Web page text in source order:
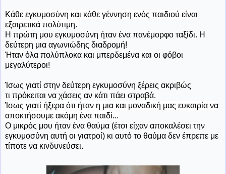
Κάθε εγκυμοσύνη και κάθε γέννηση ενός παιδιού είναι
εξαιρετικά πολύτιμη.
Η πρώτη μου εγκυμοσύνη ήταν ένα πανέμορφο ταξίδι. Η
δεύτερη μια αγωνιώδης διαδρομή!
Ήταν όλα πολύπλοκα και μπερδεμένα και οι φόβοι
μεγαλύτεροι!
Ίσως γιατί στην δεύτερη εγκυμοσύνη ξέρεις ακριβώς
τι πρόκειται να χάσεις αν κάτι πάει στραβά.
Ίσως γιατί ήξερα ότι ήταν η μια και μοναδική μας ευκαιρία να
αποκτήσουμε ακόμη ένα παιδί...
Ο μικρός μου ήταν ένα θαύμα (έτσι είχαν αποκαλέσει την
εγκυμοσύνη αυτή οι γιατροί) κι αυτό το θαύμα δεν έπρεπε με
τίποτε να κινδυνεύσει.